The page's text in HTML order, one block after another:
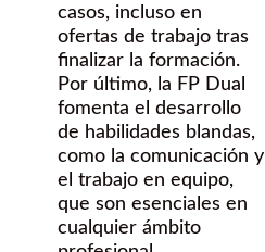
casos, incluso en
ofertas de trabajo tras
finalizar la formación.
Por último, la FP Dual
fomenta el desarrollo
de habilidades blandas,
como la comunicación y
el trabajo en equipo,
que son esenciales en
cualquier ámbito